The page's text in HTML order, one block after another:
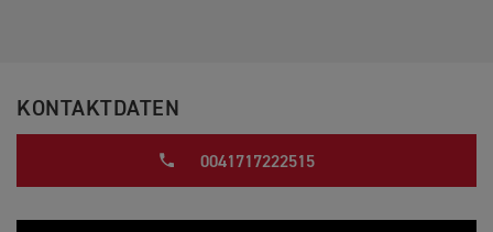
KONTAKTDATEN
0041717222515